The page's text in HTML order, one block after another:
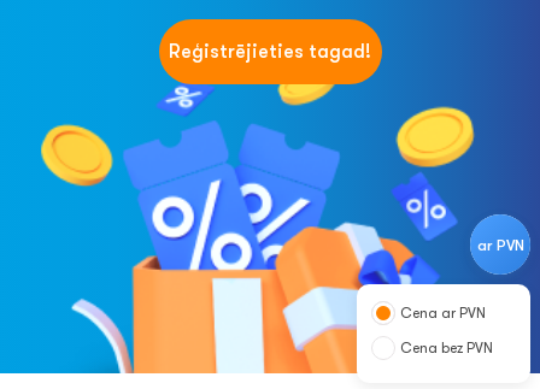
ar PVN
Cena ar PVN
Cena bez PVN
Reģistrējieties tagad!